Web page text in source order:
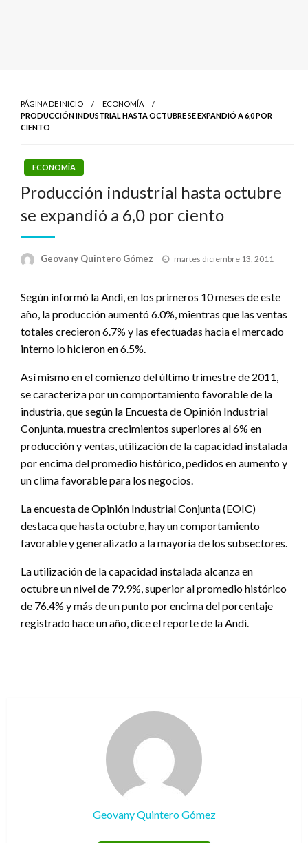
PÁGINA DE INICIO
ECONOMÍA
PRODUCCIÓN INDUSTRIAL HASTA OCTUBRE SE EXPANDIÓ A 6,0 POR
CIENTO
ECONOMÍA
Producción industrial hasta octubre
se expandió a 6,0 por ciento
Geovany Quintero Gómez
Publicado
martes diciembre 13, 2011
Según informó la Andi, en los primeros 10 meses de este
año, la producción aumentó 6.0%, mientras que las ventas
totales crecieron 6.7% y las efectuadas hacia el mercado
interno lo hicieron en 6.5%.
Así mismo en el comienzo del último trimestre de 2011,
se caracteriza por un comportamiento favorable de la
industria, que según la Encuesta de Opinión Industrial
Conjunta, muestra crecimientos superiores al 6% en
producción y ventas, utilización de la capacidad instalada
por encima del promedio histórico, pedidos en aumento y
un clima favorable para los negocios.
La encuesta de Opinión Industrial Conjunta (EOIC)
destaca que hasta octubre, hay un comportamiento
favorable y generalizado a la mayoría de los subsectores.
La utilización de la capacidad instalada alcanza en
octubre un nivel de 79.9%, superior al promedio histórico
de 76.4% y más de un punto por encima del porcentaje
registrado hace un año, dice el reporte de la Andi.
Geovany Quintero Gómez